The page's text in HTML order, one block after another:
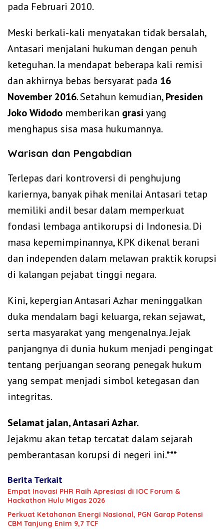
pada Februari 2010.
Meski berkali-kali menyatakan tidak bersalah,
Antasari menjalani hukuman dengan penuh
keteguhan. Ia mendapat beberapa kali remisi
dan akhirnya bebas bersyarat pada 16
November 2016. Setahun kemudian,Presiden
Joko Widodo memberikan grasi yang
menghapus sisa masa hukumannya.
Warisan dan Pengabdian
Terlepas dari kontroversi di penghujung
kariernya, banyak pihak menilai Antasari tetap
memiliki andil besar dalam memperkuat
fondasi lembaga antikorupsi di Indonesia. Di
masa kepemimpinannya, KPK dikenal berani
dan independen dalam melawan praktik korupsi
di kalangan pejabat tinggi negara.
Kini, kepergian Antasari Azhar meninggalkan
duka mendalam bagi keluarga, rekan sejawat,
serta masyarakat yang mengenalnya. Jejak
panjangnya di dunia hukum menjadi pengingat
tentang perjuangan seorang penegak hukum
yang sempat menjadi simbol ketegasan dan
integritas.
Selamat jalan, Antasari Azhar.
Jejakmu akan tetap tercatat dalam sejarah
pemberantasan korupsi di negeri ini.***
Berita Terkait
‎Empat Inovasi PHR Raih Apresiasi di IOC Forum &
Hackathon Hulu Migas 2026
Perkuat Ketahanan Energi Nasional, PGN Garap Potensi
CBM Tanjung Enim 9,7 TCF